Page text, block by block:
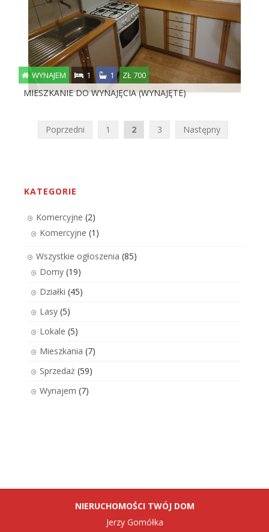
WYNAJEM 1 1 ZŁ 700
MIESZKANIE DO WYNAJĘCIA (WYNAJĘTE)
Nawigacja
Poprzedni 1 2 3 Następny
KATEGORIE
Komercyjne (2)
Komercyjne (1)
Wszystkie ogłoszenia (85)
Domy (19)
Działki (45)
Lasy (5)
Lokale (5)
Mieszkania (7)
Sprzedaż (59)
Wynajem (7)
NIERUCHOMOŚCI TWÓJ DOM
Jerzy Gomółka